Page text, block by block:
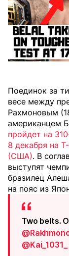
Поединок за
весе между
Рахмоновым
американцем
пройдет на
8 декабря на
(США). В
выступят
бразилец
на пояс из
Two belts.
@Kai_1031_